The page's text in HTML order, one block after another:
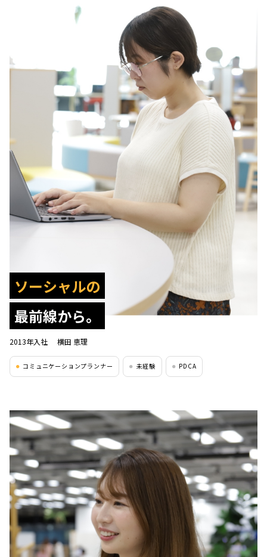
ソーシャルの
最前線から。
2013年入社 横田 恵理
● コミュニケーションプランナー ● 未経験 ● PDCA